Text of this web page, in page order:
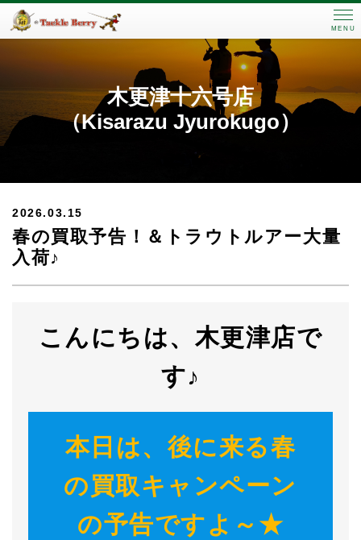
MENU
木更津十六号店
（Kisarazu Jyurokugo）
2026.03.15
春の買取予告！＆トラウトルアー大量
入荷♪
こんにちは、木更津店で
す♪
本日は、後に来る春
の買取キャンペーン
の予告ですよ～★